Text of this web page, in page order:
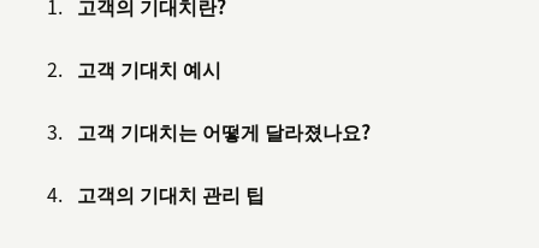
고객의 기대치란?
고객 기대치 예시
고객 기대치는 어떻게 달라졌나요?
고객의 기대치 관리 팁